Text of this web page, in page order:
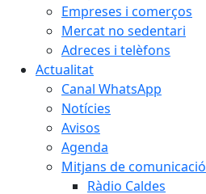
Empreses i comerços
Mercat no sedentari
Adreces i telèfons
Actualitat
Canal WhatsApp
Notícies
Avisos
Agenda
Mitjans de comunicació
Ràdio Caldes